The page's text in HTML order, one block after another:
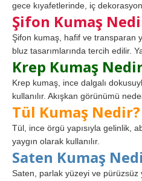
gece kıyafetlerinde, iç
Şifon Kumaş
Şifon kumaş, hafif ve transparan
bluz tasarımlarında tercih edilir.
Krep Kumaş
Krep kumaş, ince dalgalı
kullanılır. Akışkan görünümü
Tül Kumaş Nedir?
Tül, ince örgü yapısıyla gelinlik,
yaygın olarak kullanılır.
Saten Kumaş
Saten, parlak yüzeyi ve pürüzsüz